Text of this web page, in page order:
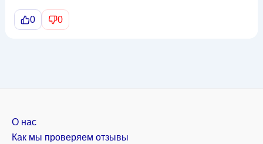
0 0
О нас
Как мы проверяем отзывы